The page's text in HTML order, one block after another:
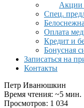
Акции
Спец.
Оплата
Кредит и
Бонусная
Записаться на
Контакты
Петр Иванюшкин
Время чтения: ~5 мин.
Просмотров: 1 034